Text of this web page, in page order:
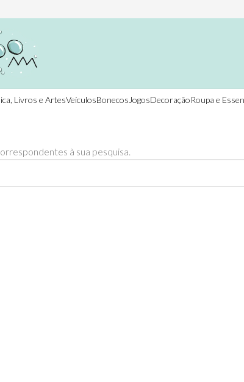
Livros e ArtesVeículosBonecos JogosDecoraçãoRoupa e
à sua pesquisa.